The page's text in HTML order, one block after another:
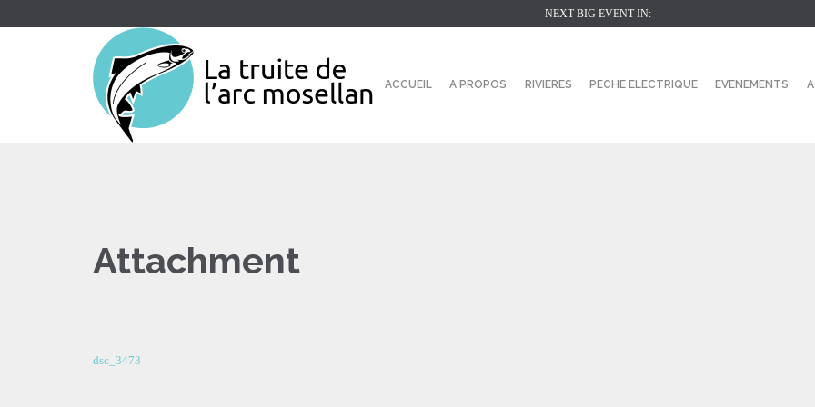
NEXT BIG EVENT IN:
ACCUEIL A PROPOS RIVIERES PECHE ELECTRIQUE EVENEMENTS
Attachment
dsc_3473